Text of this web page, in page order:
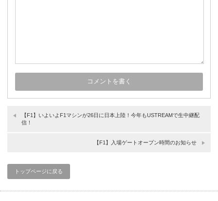
【F1】いよいよF1マシンが26日に日本上陸！今年もUSTREAMで生中継配
信！
【F1】入場ゲートオープン時間のお知らせ
トップページに戻る